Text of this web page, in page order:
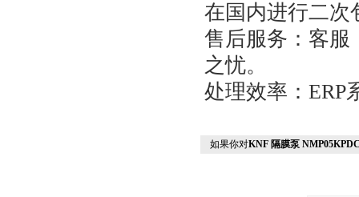
在国内进行二次
售后服务：客服
之忧。
处理效率： ERP
如果你对KNF 隔膜泵